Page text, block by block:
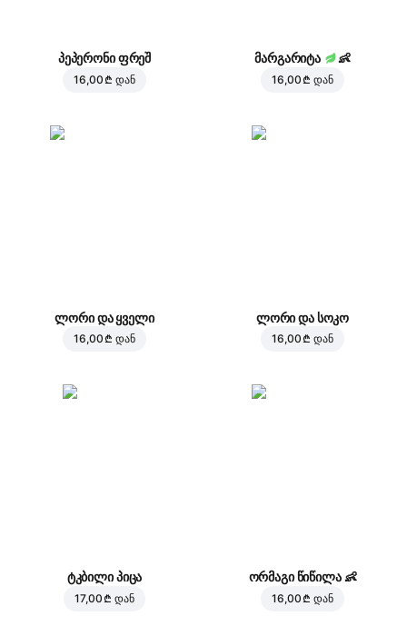
პეპერონი ფრეშ
16,00 ₾ დან
მარგარიტა 👶
16,00 ₾ დან
ლორი და ყველი
16,00 ₾ დან
ლორი და სოკო
16,00 ₾ დან
ტკბილი პიცა
17,00 ₾ დან
ორმაგი წიწილა👶
16,00 ₾ დან